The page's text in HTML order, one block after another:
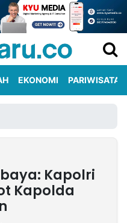
EKONOMI PARIWISATA
Kapolri
Kapolda